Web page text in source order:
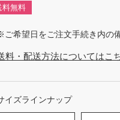
料無料
ご希望日をご注文手続き内の
料・配送方法についてはこ
イズラインナップ